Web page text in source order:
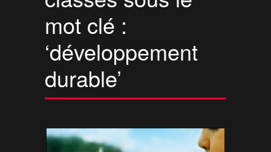
mot clé :
‘développement
durable’